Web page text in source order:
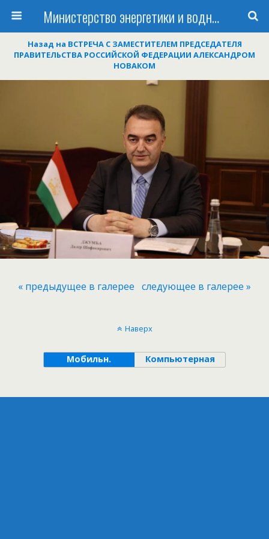
Министерство энергетики и водных ресурсов Республики Таджикистан
Назад на ВСТРЕЧА С ЗАМЕСТИТЕЛЕМ ПРЕДСЕДАТЕЛЯ
ПРАВИТЕЛЬСТВА РОССИЙСКОЙ ФЕДЕРАЦИИ АЛЕКСАНДРОМ
НОВАКОМ
« предыдущее в галерее следующее в галерее »
Наверх
Мобильн. Компьютерная